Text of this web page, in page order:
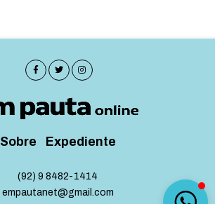
Sobre Expediente
(92) 9 8482-1414
empautanet@gmail.com